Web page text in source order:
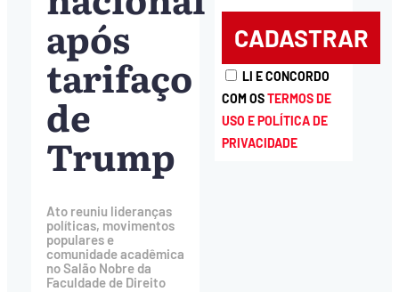
após
tarifaço
de
Trump
Ato reuniu lideranças
políticas, movimentos
populares e
comunidade acadêmica
no Salão Nobre da
Faculdade de Direito
LI E CONCORDO
COM OSTERMOS DE
USO E POLÍTICA DE
PRIVACIDADE